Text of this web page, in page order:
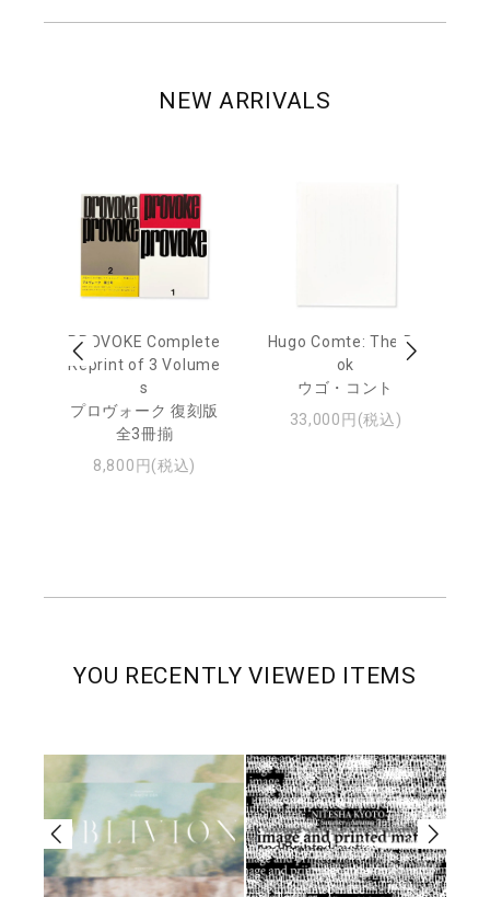
NEW ARRIVALS
PROVOKE Complete
Reprint of 3 Volume
s
プロヴォーク 復刻版
全3冊揃
8,800円(税込)
Hugo Comte: The Bo
ok
ウゴ・コント
33,000円(税込)
YOU RECENTLY VIEWED ITEMS